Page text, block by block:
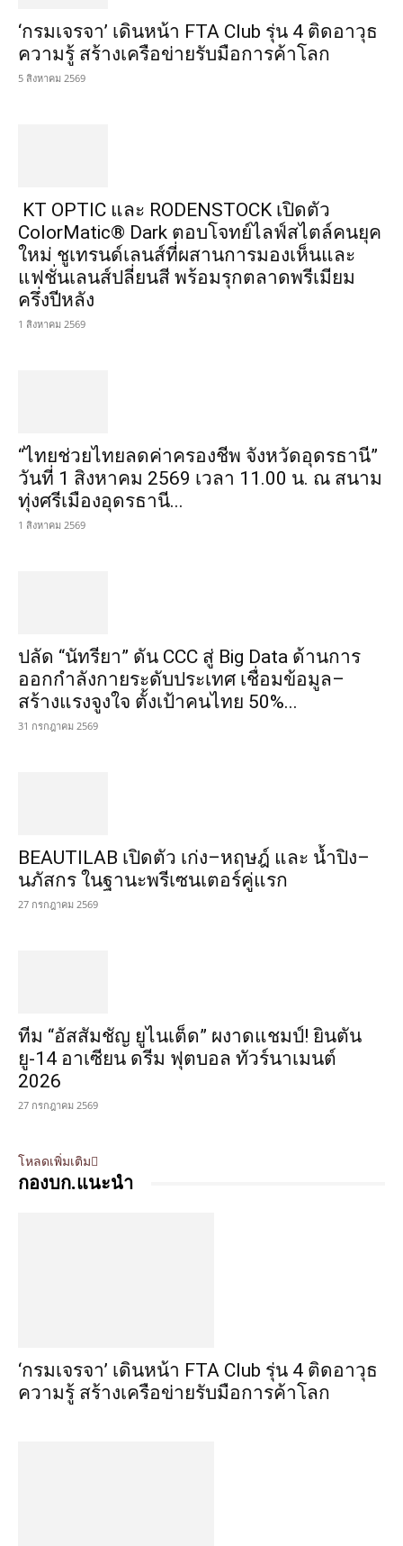
‘กรมเจรจา’ เดินหน้า FTA Club รุ่น 4 ติดอาวุธ
ความรู้ สร้างเครือข่ายรับมือการค้าโลก
5 สิงหาคม 2569
KT OPTIC และ RODENSTOCK เปิดตัว
ColorMatic® Dark ตอบโจทย์ไลฟ์สไตล์คนยุค
ใหม่ ชูเทรนด์เลนส์ที่ผสานการมองเห็นและ
แฟชั่นเลนส์ปลี่ยนสี พร้อมรุกตลาดพรีเมียม
ครึ่งปีหลัง
1 สิงหาคม 2569
“ไทยช่วยไทยลดค่าครองชีพ จังหวัดอุดรธานี”
วันที่ 1 สิงหาคม 2569 เวลา 11.00 น. ณ สนาม
ทุ่งศรีเมืองอุดรธานี...
1 สิงหาคม 2569
ปลัด “นัทรียา” ดัน CCC สู่ Big Data ด้านการ
ออกกำลังกายระดับประเทศ เชื่อมข้อมูล–
สร้างแรงจูงใจ ตั้งเป้าคนไทย 50%...
31 กรกฎาคม 2569
BEAUTILAB เปิดตัว เก่ง–หฤษฎ์ และ น้ำปิง–
นภัสกร ในฐานะพรีเซนเตอร์คู่แรก
27 กรกฎาคม 2569
ทีม “อัสสัมชัญ ยูไนเต็ด” ผงาดแชมป์! ยินตัน
ยู-14 อาเซียน ดรีม ฟุตบอล ทัวร์นาเมนต์
2026
27 กรกฎาคม 2569
โหลดเพิ่มเติม
กองบก.แนะนำ
‘กรมเจรจา’ เดินหน้า FTA Club รุ่น 4 ติดอาวุธ
ความรู้ สร้างเครือข่ายรับมือการค้าโลก